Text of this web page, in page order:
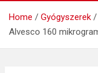
Home
Gyógyszerek
Alvesco 160